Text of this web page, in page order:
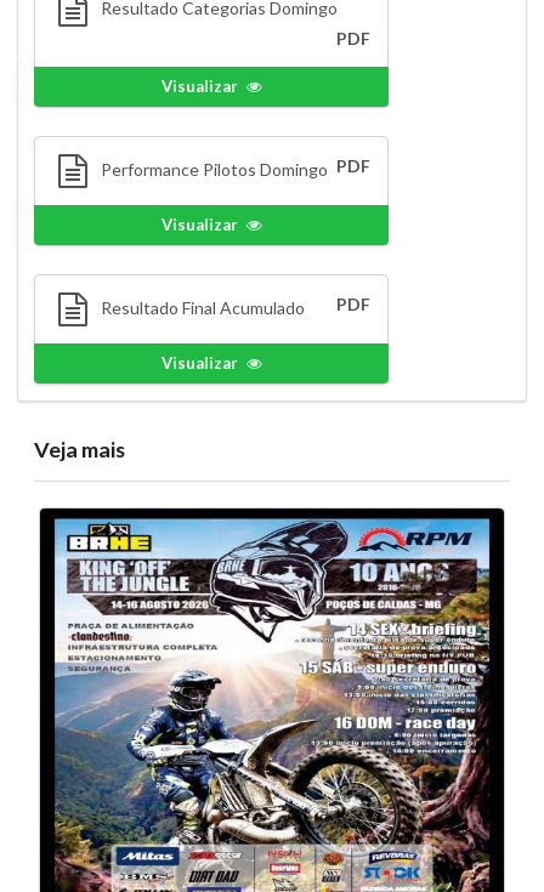
Resultado Categorias Domingo
PDF
Visualizar
Performance Pilotos Domingo PDF
Visualizar
Resultado Final Acumulado PDF
Visualizar
Veja mais